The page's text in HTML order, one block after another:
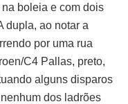
boleia e com dois
dupla, ao notar a
por uma rua
C4 Pallas, preto,
alguns disparos
dos ladrões